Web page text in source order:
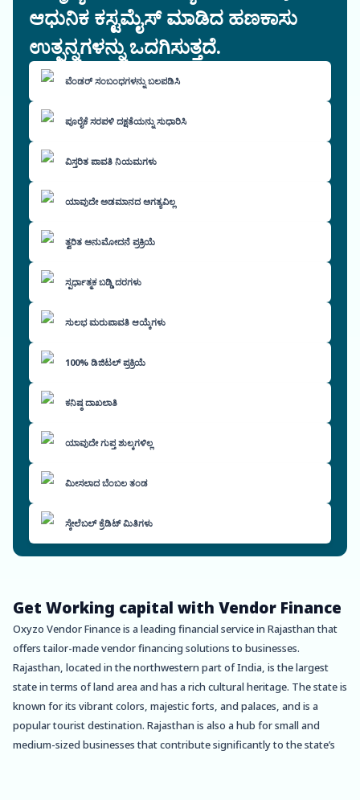
ಆಧುನಿಕ ಕಸ್ಟಮೈಸ್ ಮಾಡಿದ ಹಣಕಾಸು
ಉತ್ಪನ್ನಗಳನ್ನು ಒದಗಿಸುತ್ತದೆ.
ವೆಂಡರ್ ಸಂಬಂಧಗಳನ್ನು ಬಲಪಡಿಸಿ
ಪೂರೈಕೆ ಸರಪಳಿ ದಕ್ಷತೆಯನ್ನು ಸುಧಾರಿಸಿ
ವಿಸ್ತರಿತ ಪಾವತಿ ನಿಯಮಗಳು
ಯಾವುದೇ ಅಡಮಾನದ ಅಗತ್ಯವಿಲ್ಲ
ತ್ವರಿತ ಅನುಮೋದನೆ ಪ್ರಕ್ರಿಯೆ
ಸ್ಪರ್ಧಾತ್ಮಕ ಬಡ್ಡಿ ದರಗಳು
ಸುಲಭ ಮರುಪಾವತಿ ಆಯ್ಕೆಗಳು
100% ಡಿಜಿಟಲ್ ಪ್ರಕ್ರಿಯೆ
ಕನಿಷ್ಠ ದಾಖಲಾತಿ
ಯಾವುದೇ ಗುಪ್ತ ಶುಲ್ಕಗಳಿಲ್ಲ
ಮೀಸಲಾದ ಬೆಂಬಲ ತಂಡ
ಸ್ಕೇಲೆಬಲ್ ಕ್ರೆಡಿಟ್ ಮಿತಿಗಳು
Get Working capital with Vendor Finance
Oxyzo Vendor Finance is a leading financial service in Rajasthan that
offers tailor-made vendor financing solutions to businesses.
Rajasthan, located in the northwestern part of India, is the largest
state in terms of land area and has a rich cultural heritage. The state is
known for its vibrant colors, majestic forts, and palaces, and is a
popular tourist destination. Rajasthan is also a hub for small and
medium-sized businesses that contribute significantly to the state’s